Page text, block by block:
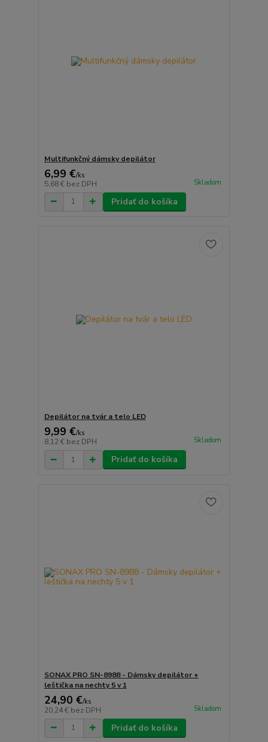
Multifunkčný dámsky depilátor
6,99 €/ks
5,68 € bez DPH Skladom
Pridať do košíka
Depilátor na tvár a telo LED
9,99 €/ks
8,12 € bez DPH Skladom
Pridať do košíka
SONAX PRO SN-8988 - Dámsky depilátor +
leštička na nechty 5 v 1
24,90 €/ks
20,24 € bez DPH Skladom
Pridať do košíka